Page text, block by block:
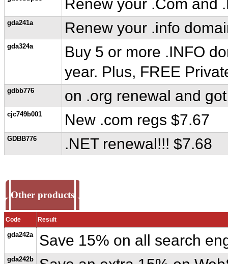
Renew your .Com and
gda241a Renew your .info
gda324a
Buy 5 or more .INFO
year. Plus, FREE
gdbb776 on .org renewal and
cjc749b001 New .com regs $7.67
GDBB776 .NET renewal!!! $7.68
Other products
Code Result
gda242a Save 15% on all search
gda242b